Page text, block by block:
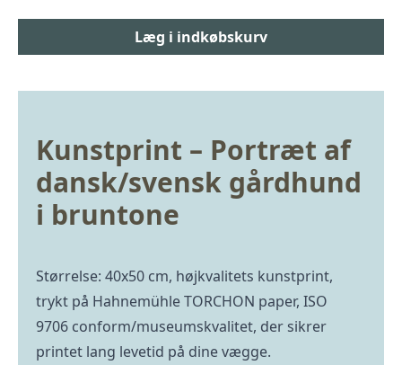
Kunstprint – Portræt af
dansk/svensk gårdhund
i bruntone
Størrelse: 40x50 cm, højkvalitets kunstprint,
trykt på Hahnemühle TORCHON paper, ISO
9706 conform/museumskvalitet, der sikrer
printet lang levetid på dine vægge.